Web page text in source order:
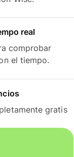
real
comprobar
el tiempo.
gratis